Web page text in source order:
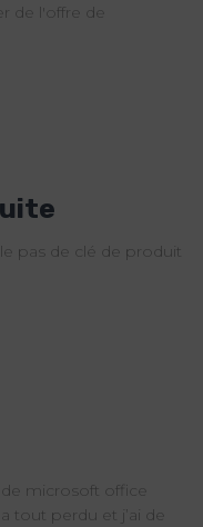
de l'offre de
pas de clé de produit
microsoft office
perdu et j’ai de